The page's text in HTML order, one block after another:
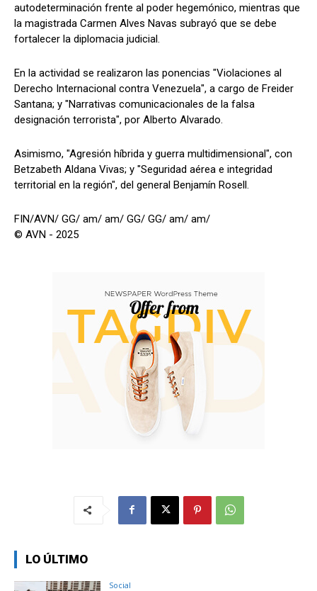
autodeterminación frente al poder hegemónico, mientras que
la magistrada Carmen Alves Navas subrayó que se debe
fortalecer la diplomacia judicial.
En la actividad se realizaron las ponencias "Violaciones al
Derecho Internacional contra Venezuela", a cargo de Freider
Santana; y "Narrativas comunicacionales de la falsa
designación terrorista", por Alberto Alvarado.
Asimismo, "Agresión híbrida y guerra multidimensional", con
Betzabeth Aldana Vivas; y "Seguridad aérea e integridad
territorial en la región", del general Benjamín Rosell.
FIN/AVN/ GG/ am/ am/ GG/ GG/ am/ am/
© AVN - 2025
LO ÚLTIMO
Social